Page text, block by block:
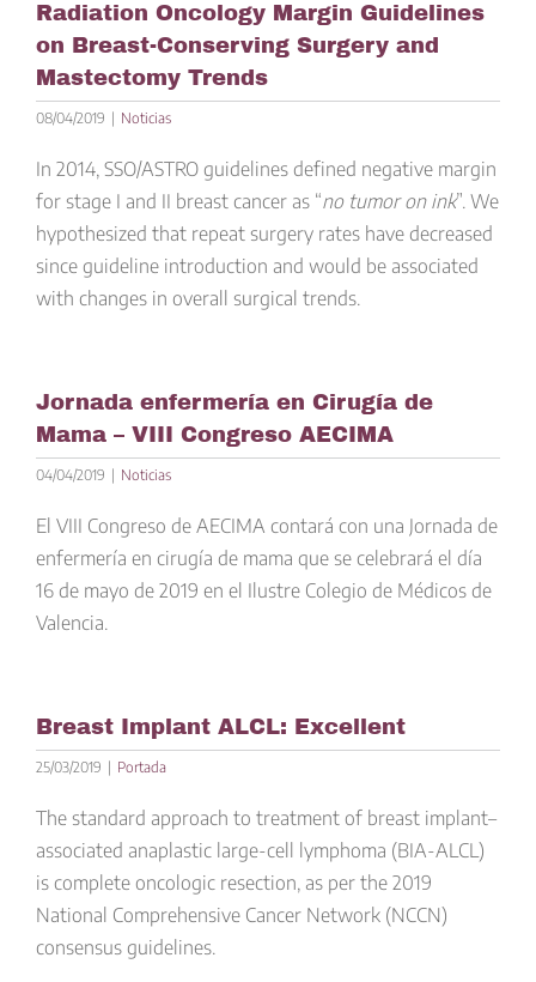
Radiation Oncology Margin Guidelines
on Breast-Conserving Surgery and
Mastectomy Trends
08/04/2019 | Noticias
In 2014, SSO/ASTRO guidelines defined negative margin
for stage I and II breast cancer as “no tumor on ink”. We
hypothesized that repeat surgery rates have decreased
since guideline introduction and would be associated
with changes in overall surgical trends.
Jornada enfermería en Cirugía de
Mama – VIII Congreso AECIMA
04/04/2019 | Noticias
El VIII Congreso de AECIMA contará con una Jornada de
enfermería en cirugía de mama que se celebrará el día
16 de mayo de 2019 en el Ilustre Colegio de Médicos de
Valencia.
Breast Implant ALCL: Excellent
25/03/2019 | Portada
The standard approach to treatment of breast implant–
associated anaplastic large-cell lymphoma (BIA-ALCL)
is complete oncologic resection, as per the 2019
National Comprehensive Cancer Network (NCCN)
consensus guidelines.